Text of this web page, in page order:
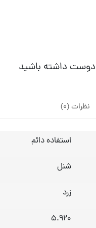
دوست داشته باشید
نظرات (0)
استفاده دائم
شنل
زرد
5.920